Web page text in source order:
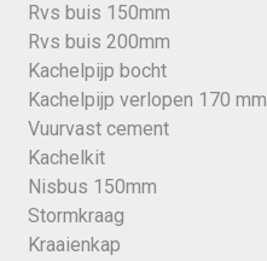
Rvs buis 150mm
Rvs buis 200mm
Kachelpijp bocht
Kachelpijp verlopen 170 mm
Vuurvast cement
Kachelkit
Nisbus 150mm
Stormkraag
Kraaienkap